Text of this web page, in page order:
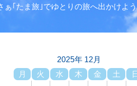
ぁ｢たま旅｣でゆとりの旅へ出かけよ
2025年 12月
月
火 水 木 金 土 日